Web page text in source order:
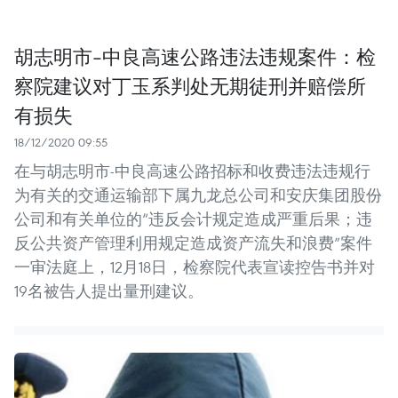
胡志明市-中良高速公路违法违规案件：检
察院建议对丁玉系判处无期徒刑并赔偿所
有损失
18/12/2020 09:55
在与胡志明市-中良高速公路招标和收费违法违规行
为有关的交通运输部下属九龙总公司和安庆集团股份
公司和有关单位的“违反会计规定造成严重后果；违
反公共资产管理利用规定造成资产流失和浪费”案件
一审法庭上，12月18日，检察院代表宣读控告书并对
19名被告人提出量刑建议。